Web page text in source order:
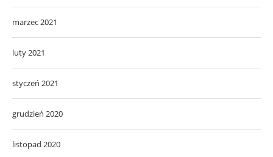
marzec 2021
luty 2021
styczeń 2021
grudzień 2020
listopad 2020